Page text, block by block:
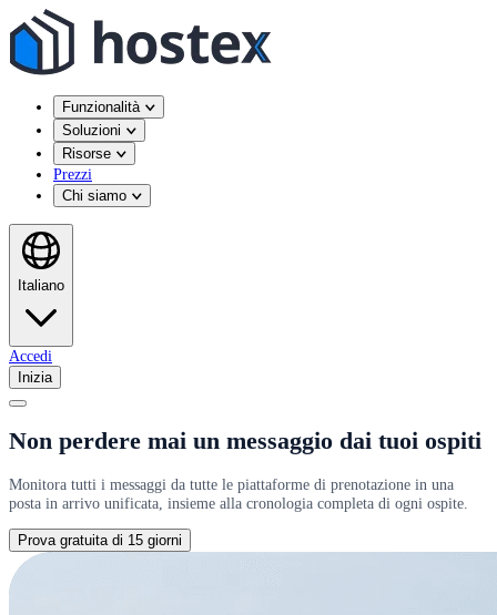
Funzionalità
Soluzioni
Risorse
Prezzi
Chi siamo
Italiano
Accedi
Inizia
Non perdere mai un messaggio dai tuoi ospiti
Monitora tutti i messaggi da tutte le piattaforme di prenotazione in una
posta in arrivo unificata, insieme alla cronologia completa di ogni ospite.
Prova gratuita di 15 giorni